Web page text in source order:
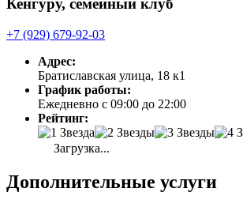
Кенгуру, семейный клуб
+7 (929) 679-92-03
Адрес:
Братиславская улица, 18 к1
График работы:
Ежедневно с 09:00 до 22:00
Рейтинг:
Загрузка...
Дополнительные услуги